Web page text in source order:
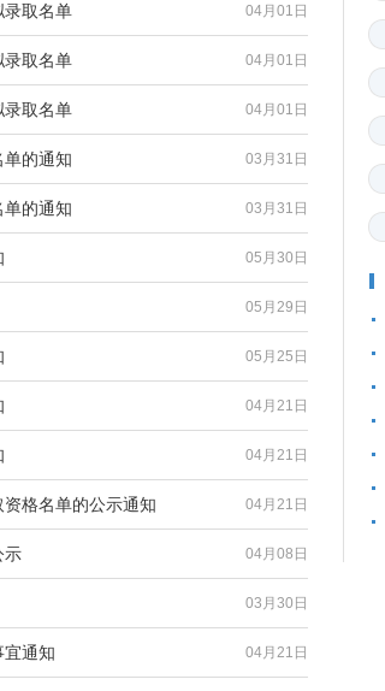
04月01日
录取名单
04月01日
录取名单
04月01日
录取名单
03月31日
的通知
03月31日
的通知
05月30日
05月29日
05月25日
04月21日
04月21日
04月21日
格名单的公示通知
04月08日
示
03月30日
04月21日
通知